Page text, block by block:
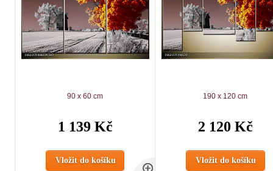
90 x 60 cm
1 139 Kč
Vložit do košíku
190 x 120 cm
2 120 Kč
Vložit do košíku